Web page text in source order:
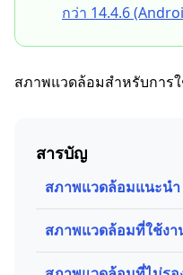
กว่า 14.4.6
สภาพแวดล้อมสำหรับการ
สารบัญ
สภาพแวดล้อมแนะนำ
สภาพแวดล้อมที่ใช้งา